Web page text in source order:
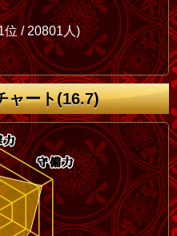
位 / 20801人)
ャート(16.7)